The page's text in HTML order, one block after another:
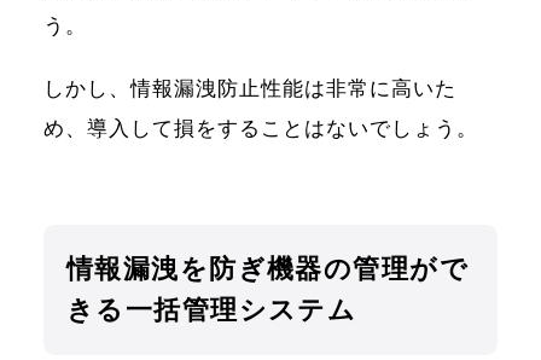
う。
しかし、情報漏洩防止性能は非常に高いた
め、導入して損をすることはないでしょう。
情報漏洩を防ぎ機器の管理がで
きる一括管理システム